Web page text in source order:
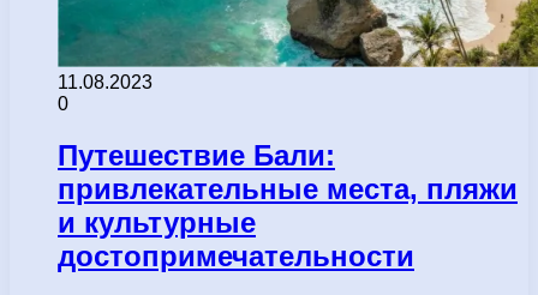
11.08.2023
0
Путешествие Бали:
привлекательные места, пляжи
и культурные
достопримечательности